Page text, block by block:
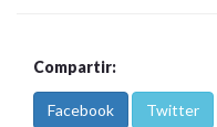
Compartir:
Facebook Twitter